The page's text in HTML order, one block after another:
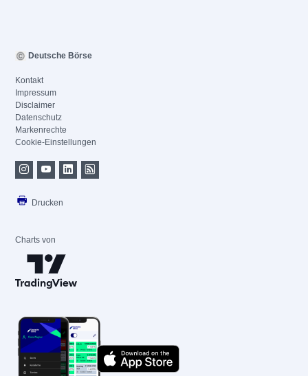
Deutsche Börse
Kontakt
Impressum
Disclaimer
Datenschutz
Markenrechte
Cookie-Einstellungen
Drucken
Charts von